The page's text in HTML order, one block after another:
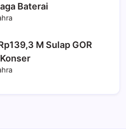
Baterai
M Sulap GOR